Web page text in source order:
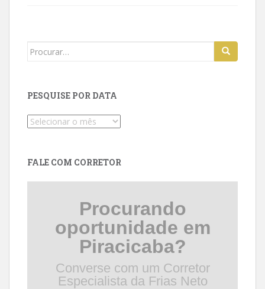
Search
PESQUISE POR DATA
Pesquise
FALE COM CORRETOR
Procurando
oportunidade em
Piracicaba?
Converse com um Corretor
Especialista da Frias Neto